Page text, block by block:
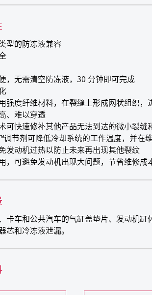
型的防冻液兼容
，无需清空防冻液，30 分钟即可完成
强度纤维材料，在裂缝上形成网状组织，
、难以穿透
可快速修补其他产品无法到达的微小裂缝
调节剂可降低冷却系统的工作温度，并在
发动机过热以防止未来再出现其他裂纹
，可避免发动机出现大问题，节省维修成
卡车和公共汽车的气缸盖垫片、发动机缸
芯和冷冻液泄漏。